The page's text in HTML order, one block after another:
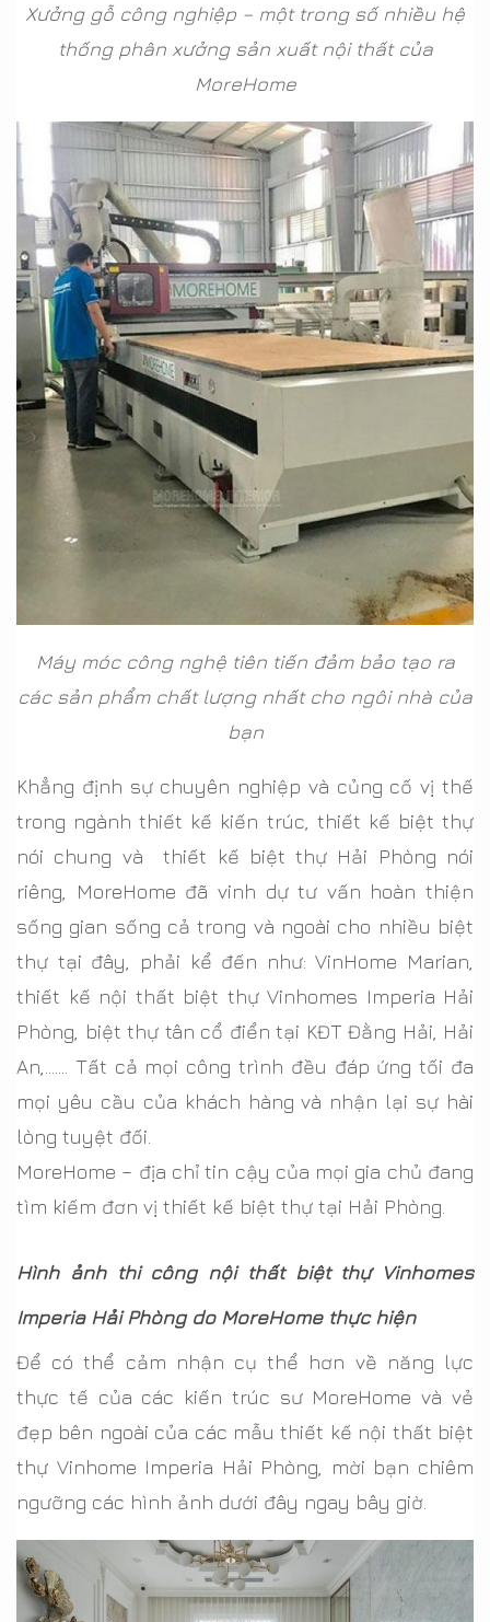
Xưởng gỗ công nghiệp – một trong số nhiều hệ
thống phân xưởng sản xuất nội thất của
MoreHome
Máy móc công nghệ tiên tiến đảm bảo tạo ra
các sản phẩm chất lượng nhất cho ngôi nhà của
bạn
Khẳng định sự chuyên nghiệp và củng cố vị thế
trong ngành thiết kế kiến trúc, thiết kế biệt thự
nói chung và thiết kế biệt thự Hải Phòng nói
riêng, MoreHome đã vinh dự tư vấn hoàn thiện
sống gian sống cả trong và ngoài cho nhiều biệt
thự tại đây, phải kể đến như: VinHome Marian,
thiết kế nội thất biệt thự Vinhomes Imperia Hải
Phòng, biệt thự tân cổ điển tại KĐT Đằng Hải, Hải
An,……. Tất cả mọi công trình đều đáp ứng tối đa
mọi yêu cầu của khách hàng và nhận lại sự hài
lòng tuyệt đối.
MoreHome – địa chỉ tin cậy của mọi gia chủ đang
tìm kiếm đơn vị thiết kế biệt thự tại Hải Phòng.
Hình ảnh thi công nội thất biệt thự Vinhomes
Imperia Hải Phòng do MoreHome thực hiện
Để có thể cảm nhận cụ thể hơn về năng lực
thực tế của các kiến trúc sư MoreHome và vẻ
đẹp bên ngoài của các mẫu thiết kế nội thất biệt
thự Vinhome Imperia Hải Phòng, mời bạn chiêm
ngưỡng các hình ảnh dưới đây ngay bây giờ.